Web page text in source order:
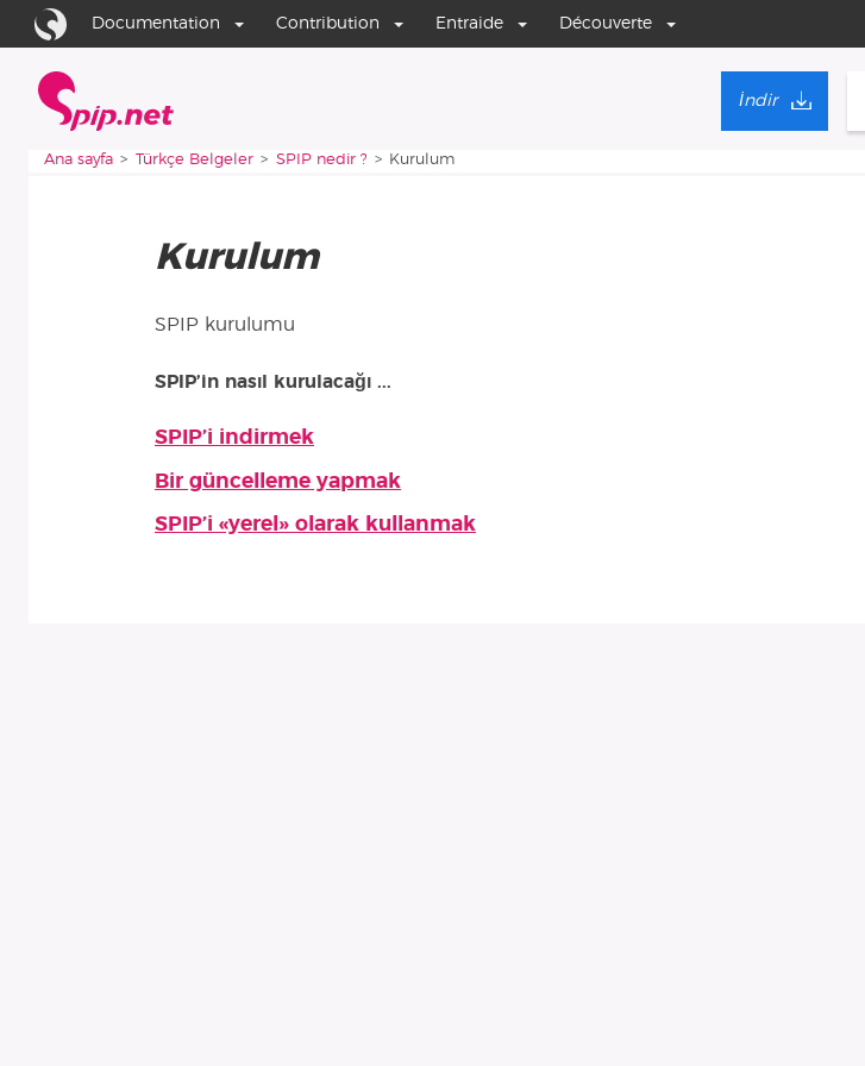
Aller au contenu
Aller à la navigation
Documentation Contribution Entraide Découverte
İndir
Vous êtes ici :
Ana sayfa Türkçe Belgeler SPIP nedir ? Kurulum
Kurulum
SPIP kurulumu
SPIP’in nasıl kurulacağı ...
Bu bölümün makaleleri
SPIP’i indirmek
Bir güncelleme yapmak
SPIP’i «yerel» olarak kullanmak